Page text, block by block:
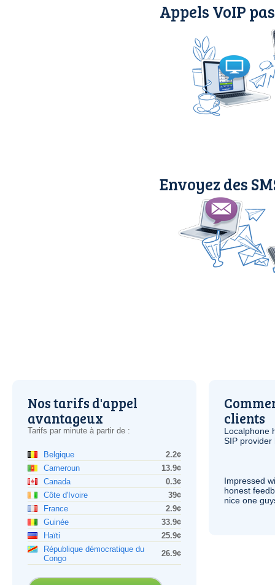
Appels VoIP
Envoyez des
Nos tarifs d'appel
avantageux
Tarifs par minute à partir de :
Belgique
2.2¢
Cameroun
13.9¢
Canada
0.3¢
Côte d'Ivoire
39¢
France
2.9¢
Guinée
33.9¢
Haïti
25.9¢
République démocratique du
Congo
26.9¢
clients
Localphone
SIP provider
Impressed
honest
nice one